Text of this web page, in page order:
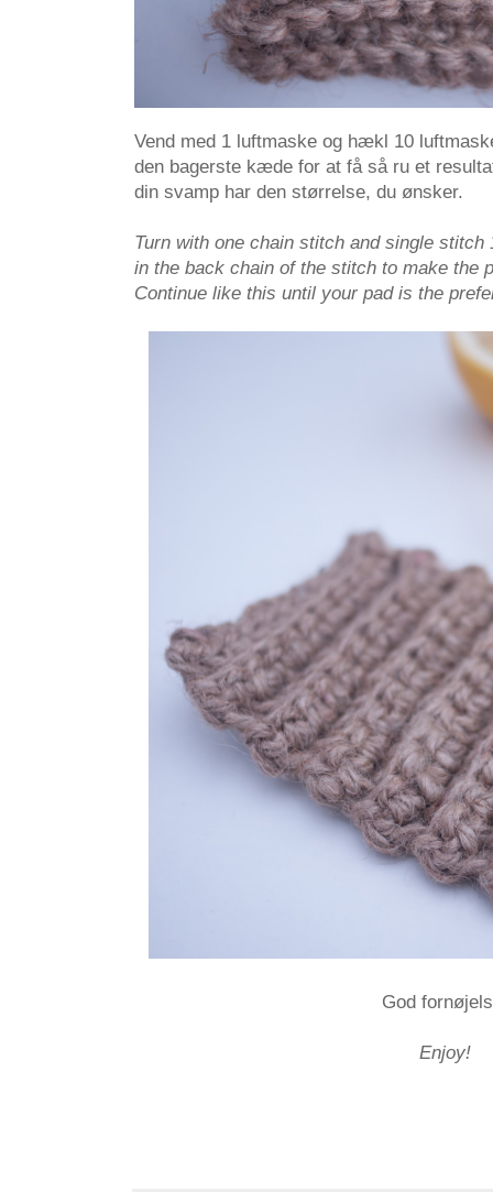
Vend med 1 luftmaske og hækl 10
den bagerste kæde for at få så ru et
din svamp har den størrelse, du ønsker.
Turn with one chain stitch and single
in the back chain of the stitch to make the
Continue like this until your pad is the
God
Enjoy!